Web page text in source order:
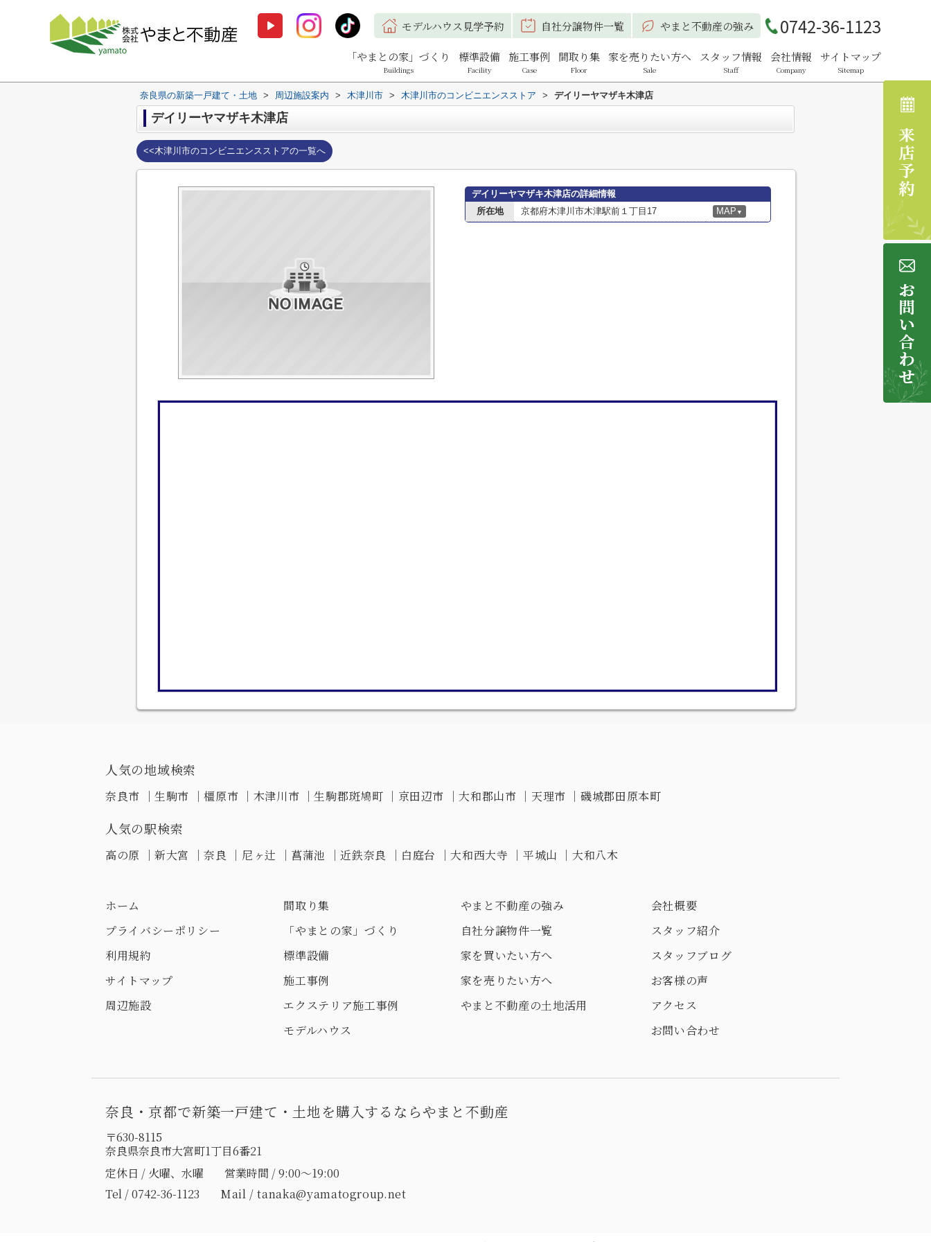
モデルハウス見学予約 自社分譲物件一覧 やまと不動産の強み 0742-36-1123
「やまとの家」づくり
Buildings
標準設備
Facility
施工事例
Case
間取り集
Floor
家を売りたい方へ
Sale
スタッフ情報
Staff
会社情報
Company
サイトマップ
Sitemap
奈良県の新築一戸建て・土地 > 周辺施設案内 > 木津川市 > 木津川市のコンビニエンスストア > デイリーヤマザキ木津店
デイリーヤマザキ木津店
<<木津川市のコンビニエンスストアの一覧へ
デイリーヤマザキ木津店の詳細情報
所在地
京都府木津川市木津駅前１丁目17 MAP ▼
人気の地域検索
奈良市 ｜生駒市 ｜橿原市 ｜ 木津川市 ｜生駒郡斑鳩町 ｜ 京田辺市 ｜大和郡山市 ｜ 天理市 ｜磯城郡田原本町
人気の駅検索
高の原 ｜新大宮 ｜奈良 ｜ 尼ヶ辻 ｜ 菖蒲池 ｜近鉄奈良 ｜ 白庭台 ｜大和西大寺 ｜ 平城山 ｜大和八木
ホーム
プライバシーポリシー
利用規約
サイトマップ
周辺施設
間取り集
「やまとの家」づくり
標準設備
施工事例
エクステリア施工事例
モデルハウス
やまと不動産の強み
自社分譲物件一覧
家を買いたい方へ
家を売りたい方へ
やまと不動産の土地活用
会社概要
スタッフ紹介
スタッフブログ
お客様の声
アクセス
お問い合わせ
奈良・京都で新築一戸建て・土地を購入するならやまと不動産
〒630-8115
奈良県奈良市大宮町1丁目6番21
定休日 / 火曜、水曜
営業時間 / 9:00～19:00
Tel / 0742-36-1123
Mail /tanaka@yamatogroup.net